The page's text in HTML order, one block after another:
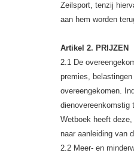
Zeilsport, tenzij
aan hem worden
Artikel 2. PRIJZEN
2.1 De
premies,
overeengekomen.
dienovereenkomstig
Wetboek heeft
naar aanleiding van
2.2 Meer- en